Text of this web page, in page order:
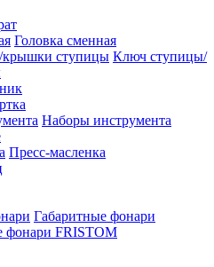
Головка сменная
Ключ ступицы/
Наборы инструмента
Пресс-масленка
Габаритные фонари
фонари FRISTOM